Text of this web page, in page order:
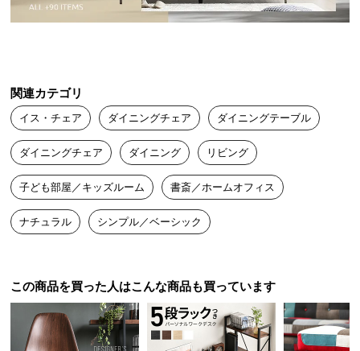
小
の
配
に
つ
い
て
設
置
サ
ー
関連カテゴリ
イス・チェア ダイニングチェア ダイニングテーブル
ダイニングチェア ダイニング リビング
子ども部屋／キッズルーム 書斎／ホームオフィス
ナチュラル シンプル／ベーシック
この商品を買った人はこんな商品も買っています